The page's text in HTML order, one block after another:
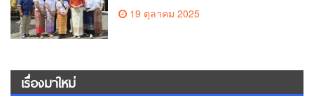
19 ตุลาคม 2025
เรื่องมาใหม่